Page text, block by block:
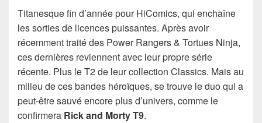
Titanesque fin d’année pour HiComics, qui enchaîne
les sorties de licences puissantes. Après avoir
récemment traité des Power Rangers & Tortues Ninja,
ces dernières reviennent avec leur propre série
récente. Plus le T2 de leur collection Classics. Mais au
milieu de ces bandes héroïques, se trouve le duo qui a
peut-être sauvé encore plus d’univers, comme le
confirmera Rick and Morty T9.